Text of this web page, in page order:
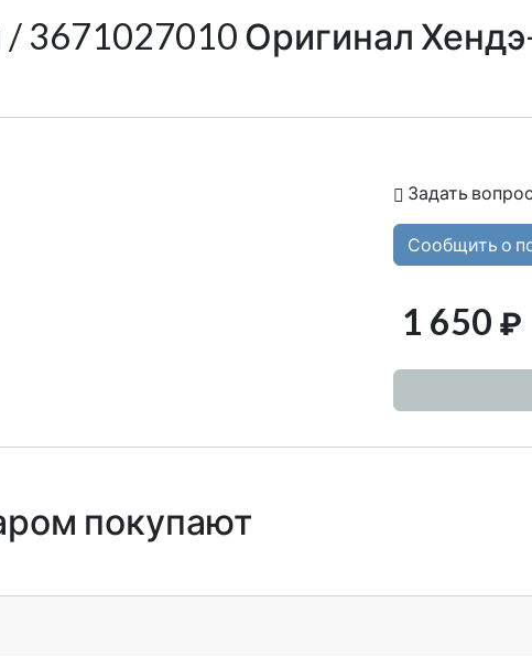
3671027010 Оригинал
Задать вопрос
Сообщить о
1 650 ₽
покупают